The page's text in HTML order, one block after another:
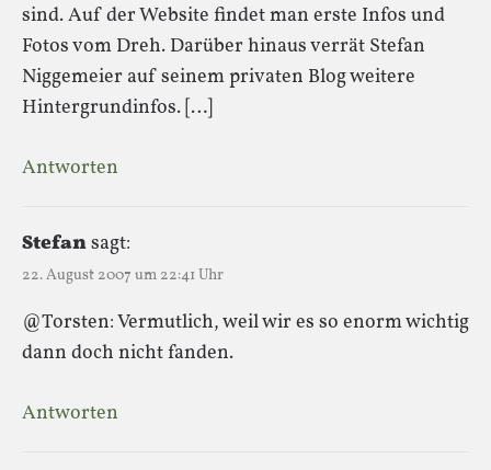
sind. Auf der Website findet man erste Infos und
Fotos vom Dreh. Darüber hinaus verrät Stefan
Niggemeier auf seinem privaten Blog weitere
Hintergrundinfos. […]
Antworten
Stefansagt:
22. August 2007 um 22:41 Uhr
@Torsten: Vermutlich, weil wir es so enorm wichtig
dann doch nicht fanden.
Antworten